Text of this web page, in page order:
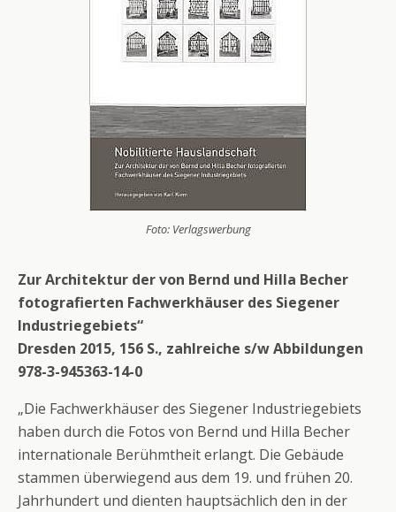
Foto: Verlagswerbung
Zur Architektur der von Bernd und Hilla Becher
fotografierten Fachwerkhäuser des Siegener
Industriegebiets“
Dresden 2015, 156 S., zahlreiche s/w Abbildungen
978-3-945363-14-0
„Die Fachwerkhäuser des Siegener Industriegebiets
haben durch die Fotos von Bernd und Hilla Becher
internationale Berühmtheit erlangt. Die Gebäude
stammen überwiegend aus dem 19. und frühen 20.
Jahrhundert und dienten hauptsächlich den in der